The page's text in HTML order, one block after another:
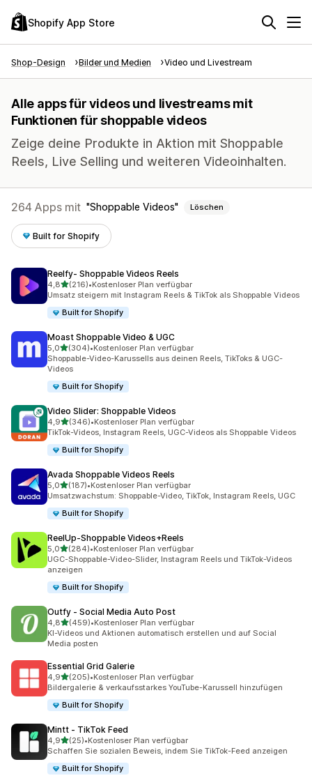
Shopify App Store
Shop-Design Bilder und Medien Video und Livestream
Alle apps für videos und livestreams mit
Funktionen für shoppable videos
Zeige deine Produkte in Aktion mit Shoppable
Reels, Live Selling und weiteren Videoinhalten.
264 Apps mit Shoppable Videos Löschen
Built for Shopify
Reelfy‑ Shoppable Videos Reels
4,8von 5 Sternen
(216)
216 Rezensionen insgesamt
•Kostenloser Plan verfügbar
Umsatz steigern mit Instagram Reels & TikTok als Shoppable Videos
Built for Shopify
Moast Shoppable Video & UGC
5,0von 5 Sternen
(304)
304 Rezensionen insgesamt
•Kostenloser Plan verfügbar
Shoppable-Video-Karussells aus deinen Reels, TikToks & UGC-
Videos
Built for Shopify
Video Slider: Shoppable Videos
4,9von 5 Sternen
(346)
346 Rezensionen insgesamt
•Kostenloser Plan verfügbar
TikTok-Videos, Instagram Reels, UGC-Videos als Shoppable Videos
Built for Shopify
Avada Shoppable Videos Reels
5,0von 5 Sternen
(187)
187 Rezensionen insgesamt
•Kostenloser Plan verfügbar
Umsatzwachstum: Shoppable-Video, TikTok, Instagram Reels, UGC
Built for Shopify
ReelUp‑Shoppable Videos+Reels
5,0von 5 Sternen
(284)
284 Rezensionen insgesamt
•Kostenloser Plan verfügbar
UGC-Shoppable-Video-Slider, Instagram Reels und TikTok-Videos
anzeigen
Built for Shopify
Outfy ‑ Social Media Auto Post
4,8von 5 Sternen
(459)
459 Rezensionen insgesamt
•Kostenloser Plan verfügbar
KI-Videos und Aktionen automatisch erstellen und auf Social
Media posten
Essential Grid Galerie
4,9von 5 Sternen
(205)
205 Rezensionen insgesamt
•Kostenloser Plan verfügbar
Bildergalerie & verkaufsstarkes YouTube-Karussell hinzufügen
Built for Shopify
Mintt ‑ TikTok Feed
4,9von 5 Sternen
(25)
25 Rezensionen insgesamt
•Kostenloser Plan verfügbar
Schaffen Sie sozialen Beweis, indem Sie TikTok-Feed anzeigen
Built for Shopify